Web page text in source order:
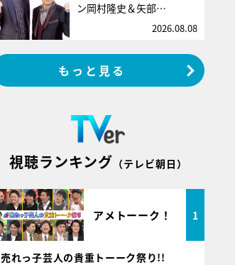
ン岡村隆史＆矢部…
2026.08.08
もっと見る
視聴ランキング （テレビ朝日）
アメトーーク！ 1
売れっ子芸人の貴重トーーク祭り!!